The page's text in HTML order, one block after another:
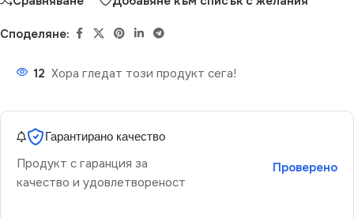
Споделяне:
12 Хора гледат този продукт сега!
Гарантирано качество
Продукт с гаранция за
качество и удовлетвореност
Проверено